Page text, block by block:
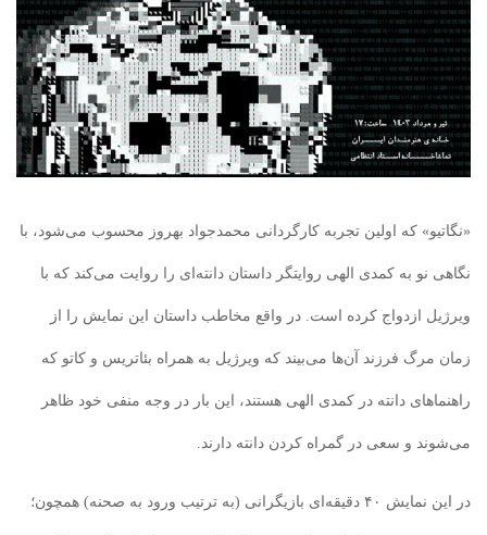
«نگاتیو» که اولین تجربه کارگردانی محمدجواد بهروز محسوب می‌شود، با
نگاهی نو به کمدی الهی روایتگر داستان دانته‌ای را روایت می‌کند که با
ویرژیل ازدواج کرده است. در واقع مخاطب داستان این نمایش را از
زمان مرگ فرزند آن‌ها می‌بیند که ویرژیل به همراه بئاتریس و کاتو که
راهنماهای دانته در کمدی الهی هستند، این بار در وجه منفی خود ظاهر
می‌شوند و سعی در گمراه کردن دانته دارند.
در این نمایش ۴۰ دقیقه‌ای بازیگرانی (به ترتیب ورود به صحنه) همچون؛